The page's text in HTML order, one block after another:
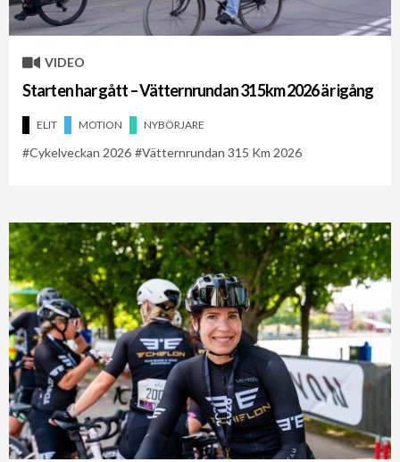
VIDEO
Starten har gått – Vätternrundan 315km 2026 är igång
ELIT MOTION NYBÖRJARE
Cykelveckan 2026 Vätternrundan 315 Km 2026